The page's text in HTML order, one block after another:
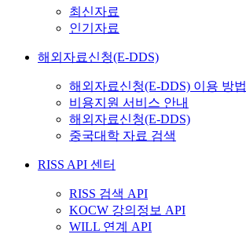
최신자료
인기자료
해외자료신청(E-DDS)
해외자료신청(E-DDS) 이용 방법
비용지원 서비스 안내
해외자료신청(E-DDS)
중국대학 자료 검색
RISS API 센터
RISS 검색 API
KOCW 강의정보 API
WILL 연계 API